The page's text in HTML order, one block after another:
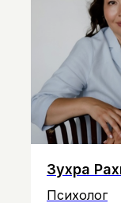
Зухра
Психолог